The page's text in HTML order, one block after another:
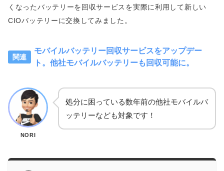
くなったバッテリーを回収サービスを実際に利用して新しい
CIOバッテリーに交換してみました。
モバイルバッテリー回収サービスをアップデー
ト。他社モバイルバッテリーも回収可能に。
NORI
処分に困っている数年前の他社モバイルバ
ッテリーなども対象です！